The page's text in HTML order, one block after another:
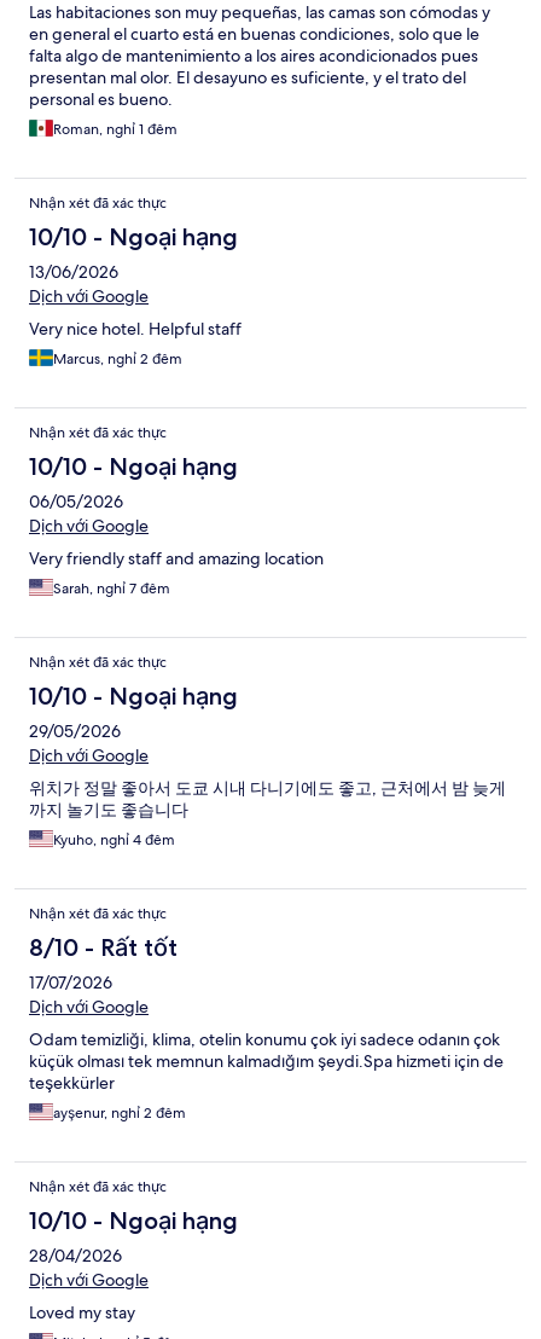
Las habitaciones son muy pequeñas, las camas son cómodas y
en general el cuarto está en buenas condiciones, solo que le
falta algo de mantenimiento a los aires acondicionados pues
presentan mal olor. El desayuno es suficiente, y el trato del
personal es bueno.
Roman, nghỉ 1 đêm
Nhận xét đã xác thực
10/10 - Ngoại hạng
13/06/2026
Dịch với Google
Very nice hotel. Helpful staff
Marcus, nghỉ 2 đêm
Nhận xét đã xác thực
10/10 - Ngoại hạng
06/05/2026
Dịch với Google
Very friendly staff and amazing location
Sarah, nghỉ 7 đêm
Nhận xét đã xác thực
10/10 - Ngoại hạng
29/05/2026
Dịch với Google
위치가 정말 좋아서 도쿄 시내 다니기에도 좋고, 근처에서 밤 늦게
까지 놀기도 좋습니다
Kyuho, nghỉ 4 đêm
Nhận xét đã xác thực
8/10 - Rất tốt
17/07/2026
Dịch với Google
Odam temizliği, klima, otelin konumu çok iyi sadece odanın çok
küçük olması tek memnun kalmadığım şeydi.Spa hizmeti için de
teşekkürler
ayşenur, nghỉ 2 đêm
Nhận xét đã xác thực
10/10 - Ngoại hạng
28/04/2026
Dịch với Google
Loved my stay